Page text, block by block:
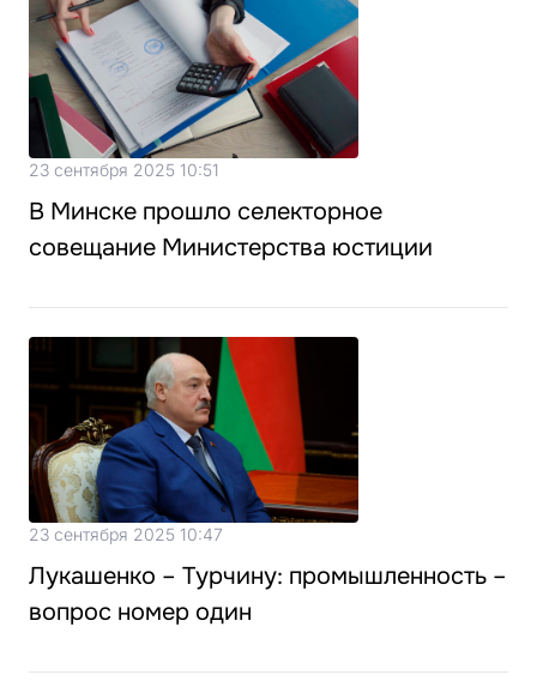
23 сентября 2025 10:51
В Минске прошло селекторное
совещание Министерства юстиции
23 сентября 2025 10:47
Лукашенко – Турчину: промышленность –
вопрос номер один